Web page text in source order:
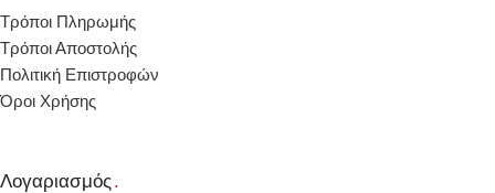
Τρόποι Πληρωμής
Τρόποι Αποστολής
Πολιτική Επιστροφών
Όροι Χρήσης
Λογαριασμός.